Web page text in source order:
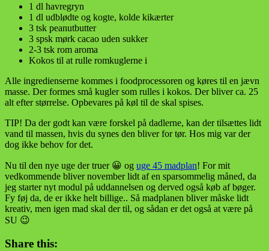
1 dl havregryn
1 dl udblødte og kogte, kolde kikærter
3 tsk peanutbutter
3 spsk mørk cacao uden sukker
2-3 tsk rom aroma
Kokos til at rulle romkuglerne i
Alle ingredienserne kommes i foodprocessoren og køres til en jævn
masse. Der formes små kugler som rulles i kokos. Der bliver ca. 25
alt efter størrelse. Opbevares på køl til de skal spises.
TIP! Da der godt kan være forskel på dadlerne, kan der tilsættes lidt
vand til massen, hvis du synes den bliver for tør. Hos mig var der
dog ikke behov for det.
Nu til den nye uge der truer 😀 og uge 45 madplan! For mit
vedkommende bliver november lidt af en sparsommelig måned, da
jeg starter nyt modul på uddannelsen og derved også køb af bøger.
Fy føj da, de er ikke helt billige.. Så madplanen bliver måske lidt
kreativ, men igen mad skal der til, og sådan er det også at være på
SU 😉
Share this: